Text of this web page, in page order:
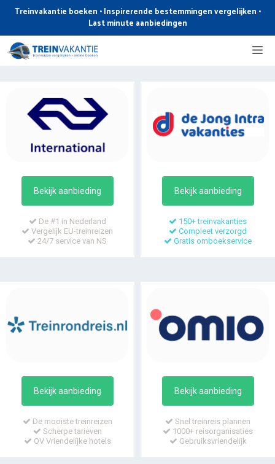
de
inhoud
Treinvakantie boeken • Inspirerende bestemmingen vergelijken •
Last minute aanbiedingen
Bekijk aanbieding
De #1 in Nederland
Vergelijk EU-treinreizen
24/7 service van NS
Bekijk aanbieding
150+ treinvakanties
Compleet verzorgd
Gratis omboekservice
Bekijk aanbieding
De mooiste treinreizen
Scherpe tarieven
OV Vriendelijke hotels
Bekijk aanbieding
Snel treinreis plannen
1000+ reisorganisaties
Gebruiksvriendelijk